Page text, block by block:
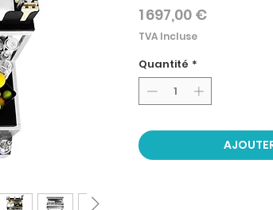
1 697,00 €Prix
TVA Incluse
Quantité *